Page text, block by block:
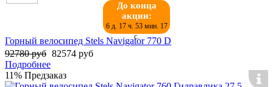
До конца
акции:
6 д. 17 ч. 53 мин. 17
с.
Горный велосипед Stels Navigator 770 D
92780 руб 82574 руб
Подробнее
11% Предзаказ